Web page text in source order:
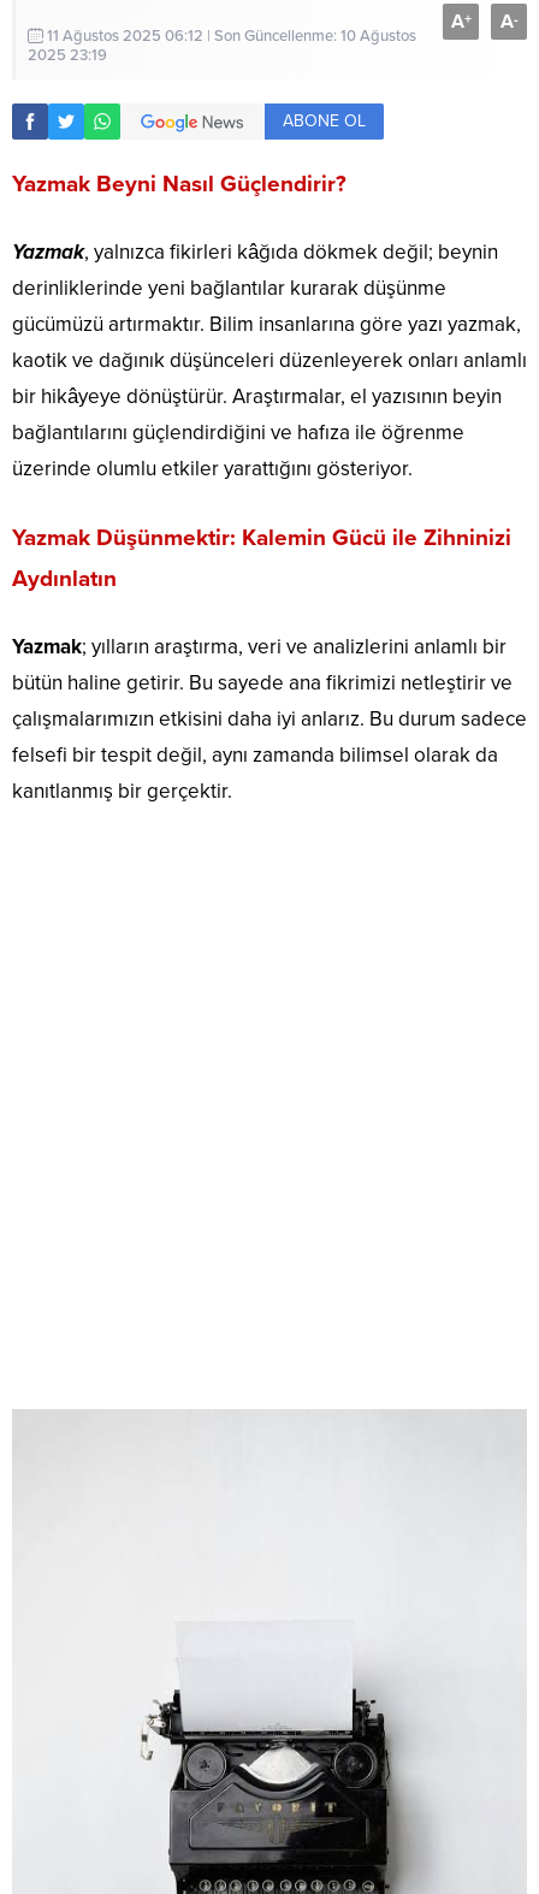
11 Ağustos 2025 06:12 | Son Güncellenme: 10 Ağustos
2025 23:19
A+ A-
ABONE OL
Yazmak Beyni Nasıl Güçlendirir?
Yazmak, yalnızca fikirleri kâğıda dökmek değil; beynin
derinliklerinde yeni bağlantılar kurarak düşünme
gücümüzü artırmaktır. Bilim insanlarına göre yazı yazmak,
kaotik ve dağınık düşünceleri düzenleyerek onları anlamlı
bir hikâyeye dönüştürür. Araştırmalar, el yazısının beyin
bağlantılarını güçlendirdiğini ve hafıza ile öğrenme
üzerinde olumlu etkiler yarattığını gösteriyor.
Yazmak Düşünmektir: Kalemin Gücü ile Zihninizi
Aydınlatın
Yazmak; yılların araştırma, veri ve analizlerini anlamlı bir
bütün haline getirir. Bu sayede ana fikrimizi netleştirir ve
çalışmalarımızın etkisini daha iyi anlarız. Bu durum sadece
felsefi bir tespit değil, aynı zamanda bilimsel olarak da
kanıtlanmış bir gerçektir.